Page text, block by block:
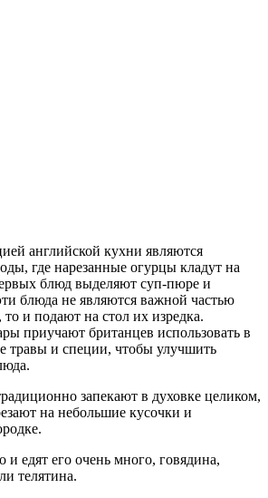
английской кухни являются
где нарезанные огурцы кладут на
блюд выделяют суп-пюре и
блюда не являются важной частью
и подают на стол их изредка.
приучают британцев использовать в
травы и специи, чтобы улучшить
запекают в духовке целиком,
на небольшие кусочки и
едят его очень много, говядина,
телятина.